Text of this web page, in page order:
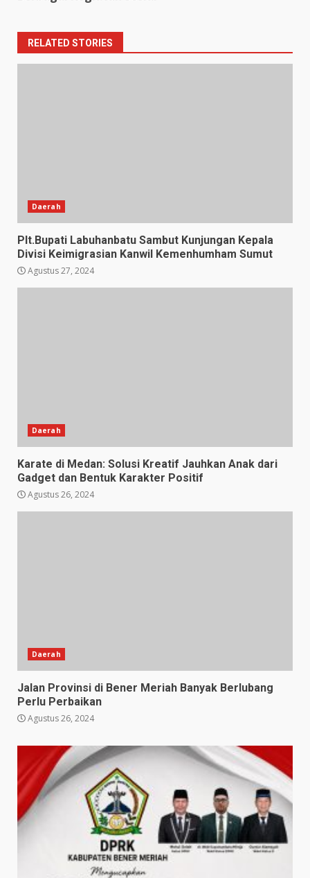
RELATED STORIES
Daerah
Plt.Bupati Labuhanbatu Sambut Kunjungan Kepala
Divisi Keimigrasian Kanwil Kemenhumham Sumut
Agustus 27, 2024
Daerah
Karate di Medan: Solusi Kreatif Jauhkan Anak dari
Gadget dan Bentuk Karakter Positif
Agustus 26, 2024
Daerah
Jalan Provinsi di Bener Meriah Banyak Berlubang
Perlu Perbaikan
Agustus 26, 2024